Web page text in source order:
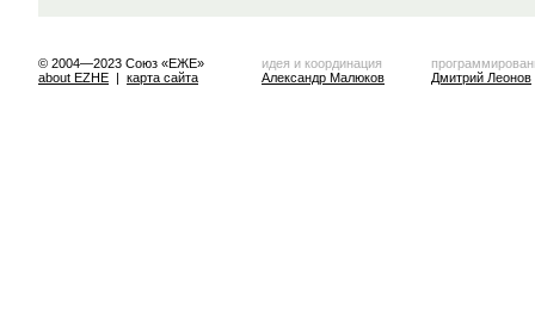
© 2004—2023 Союз «ЕЖЕ»
about EZHE | карта сайта
идея и координация
Александр Малюков
Дмитрий Леонов